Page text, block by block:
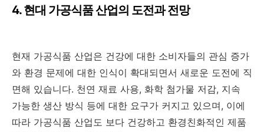
4. 현대 가공식품 산업의 도전과 전망
현재 가공식품 산업은 건강에 대한 소비자들의 관심 증가
와 환경 문제에 대한 인식이 확대되면서 새로운 도전에 직
면해 있습니다. 천연 재료 사용, 화학 첨가물 저감, 지속
가능한 생산 방식 등에 대한 요구가 커지고 있으며, 이에
따라 가공식품 산업도 보다 건강하고 환경친화적인 제품